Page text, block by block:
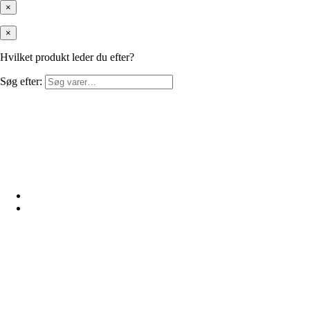
×
×
Hvilket produkt leder du efter?
Søg efter: